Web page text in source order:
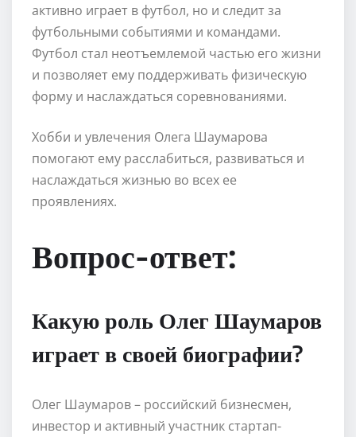
активно играет в футбол, но и следит за
футбольными событиями и командами.
Футбол стал неотъемлемой частью его жизни
и позволяет ему поддерживать физическую
форму и наслаждаться соревнованиями.
Хобби и увлечения Олега Шаумарова
помогают ему расслабиться, развиваться и
наслаждаться жизнью во всех ее
проявлениях.
Вопрос-ответ:
Какую роль Олег Шаумаров
играет в своей биографии?
Олег Шаумаров – российский бизнесмен,
инвестор и активный участник стартап-